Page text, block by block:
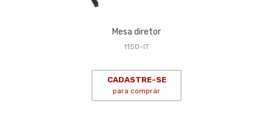
Mesa diretor
1150-IT
CADASTRE-SE
para comprar